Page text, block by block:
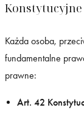
Każda osoba,
fundamentalne
prawne:
Art. 42